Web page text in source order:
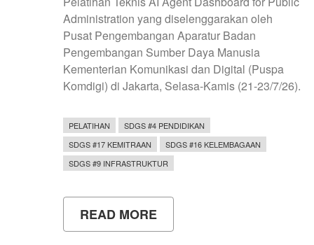
Administration yang diselenggarakan oleh
Pusat Pengembangan Aparatur Badan
Pengembangan Sumber Daya Manusia
Kementerian Komunikasi dan Digital (Puspa
Komdigi) di Jakarta, Selasa-Kamis (21-23/7/26).
PELATIHAN
SDGS #4 PENDIDIKAN
SDGS #17 KEMITRAAN
SDGS #16 KELEMBAGAAN
SDGS #9 INFRASTRUKTUR
READ MORE
UNY